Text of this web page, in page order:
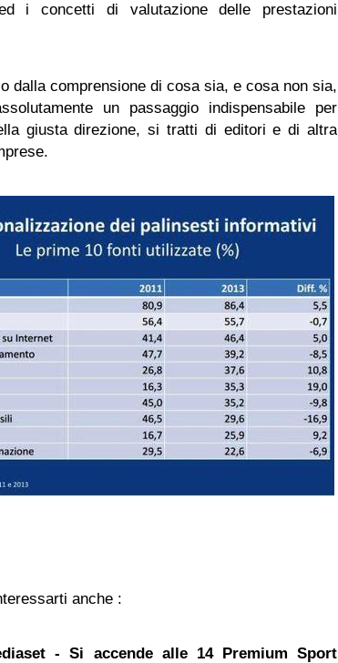
i concetti di valutazione delle prestazioni
dalla comprensione di cosa sia, e cosa non sia,
un passaggio indispensabile per
giusta direzione, si tratti di editori e di altra
anche :
- Si accende alle 14 Premium Sport